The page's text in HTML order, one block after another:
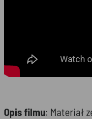
Opis filmu: Materiał